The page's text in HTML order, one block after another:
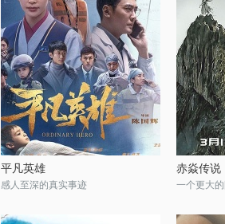
平凡英雄
感人至深的真实事迹
赤焱传说
一个更大